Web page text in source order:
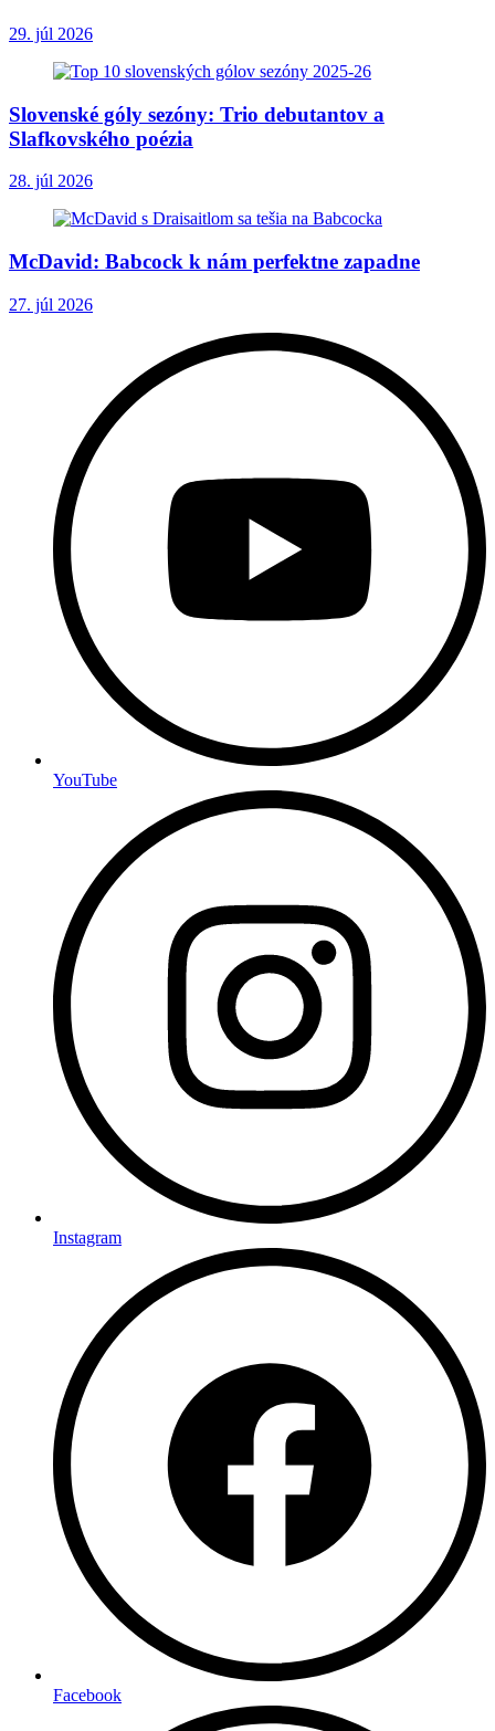
29. júl 2026
Slovenské góly sezóny: Trio debutantov a
Slafkovského poézia
28. júl 2026
McDavid: Babcock k nám perfektne zapadne
27. júl 2026
YouTube
Instagram
Facebook